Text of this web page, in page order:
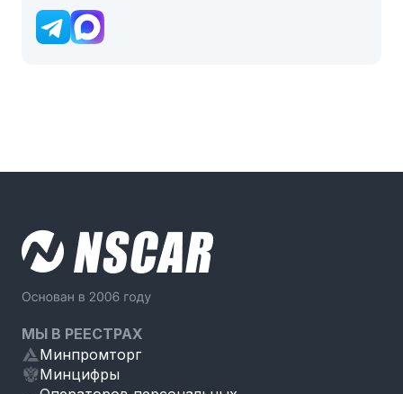
МЫ В РЕЕСТРАХ
Минпромторг
Минцифры